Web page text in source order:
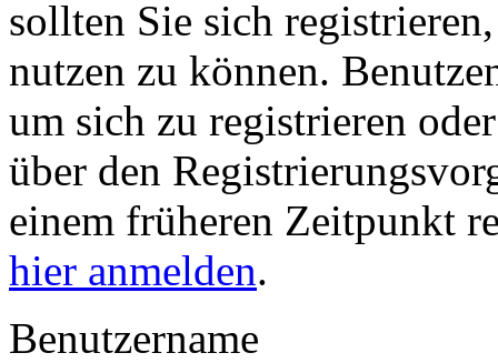
sollten Sie sich
nutzen zu können.
um sich zu registrieren
über den
einem früheren Zeitpunkt
hier anmelden.
Benutzername